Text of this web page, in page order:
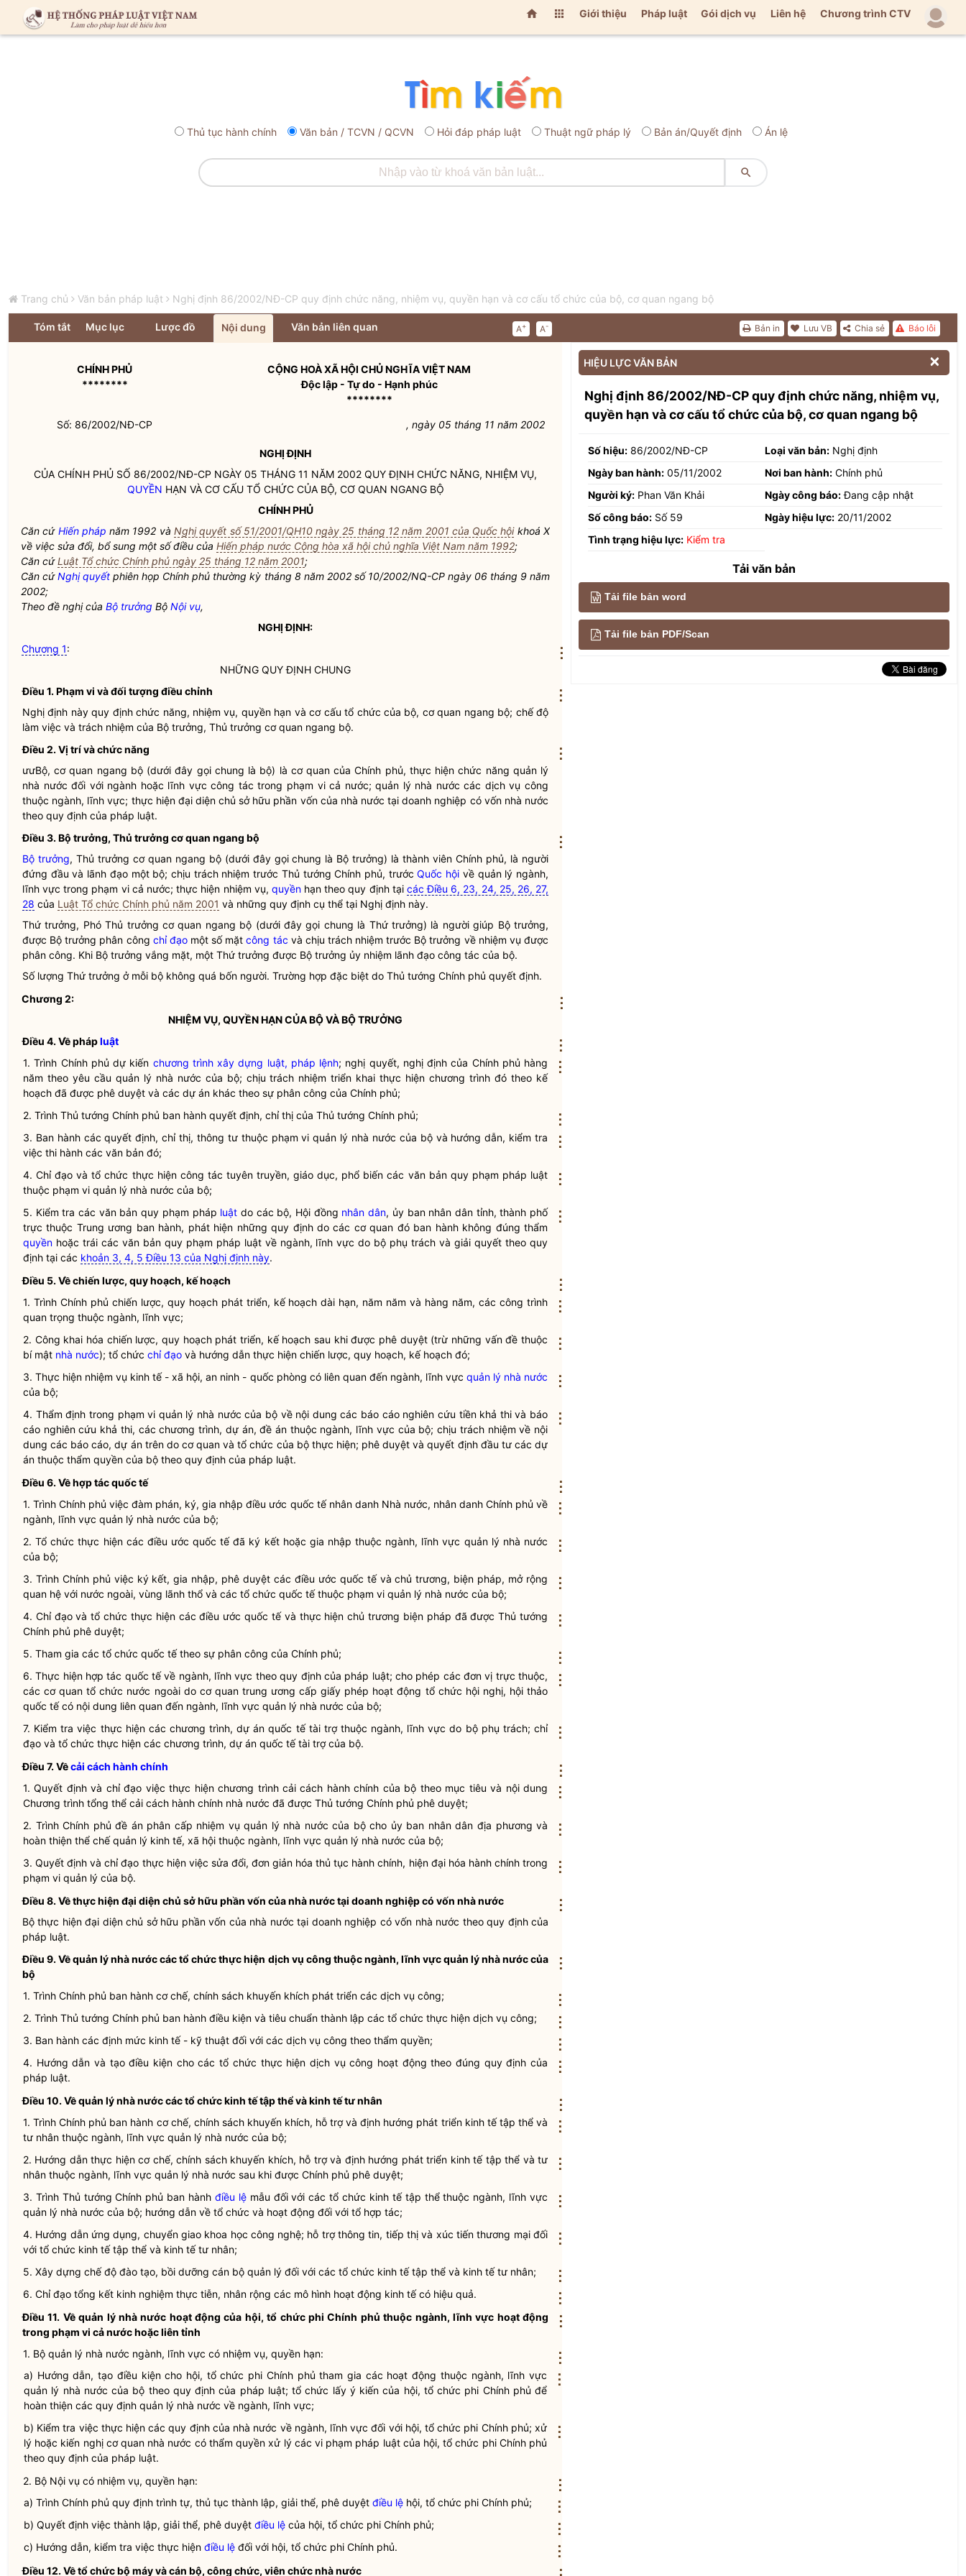
  Giới thiệu Pháp luật Gói dịch vụ Liên hệ Chương trình CTV
Thủ tục hành chính Văn bản / TCVN / QCVN Hỏi đáp pháp luật Thuật ngữ pháp lý Bản án/Quyết định Án lệ

Trang chủ Văn bản pháp luật Nghị định 86/2002/NĐ-CP quy định chức năng, nhiệm vụ, quyền hạn và cơ cấu tổ chức của bộ, cơ quan ngang bộ
Tóm tắt Mục lục Lược đồ Nội dung Văn bản liên quan A+ A- Báo lỗi
Chia sẻ
Lưu VB
Bản in
CHÍNH PHỦ
********
CỘNG HOÀ XÃ HỘI CHỦ NGHĨA VIỆT NAM
Độc lập - Tự do - Hạnh phúc
********
Số: 86/2002/NĐ-CP , ngày 05 tháng 11 năm 2002
NGHỊ ĐỊNH
CỦA CHÍNH PHỦ SỐ 86/2002/NĐ-CP NGÀY 05 THÁNG 11 NĂM 2002 QUY ĐỊNH CHỨC NĂNG, NHIỆM VỤ,
QUYỀN HẠN VÀ CƠ CẤU TỔ CHỨC CỦA BỘ, CƠ QUAN NGANG BỘ
CHÍNH PHỦ
Căn cứ Hiến pháp năm 1992 vàNghị quyết số 51/2001/QH10 ngày 25 tháng 12 năm 2001 của Quốc hộikhoá X
về việc sửa đổi, bổ sung một số điều của Hiến pháp nước Cộng hòa xã hội chủ nghĩa Việt Nam năm 1992;
Căn cứLuật Tổ chức Chính phủ ngày 25 tháng 12 năm 2001;
Căn cứNghị quyết phiên họp Chính phủ thường kỳ tháng 8 năm 2002 số 10/2002/NQ-CP ngày 06 tháng 9 năm
2002;
Theo đề nghị của Bộ trưởng Bộ Nội vụ,
NGHỊ ĐỊNH:
Chương 1:
NHỮNG QUY ĐỊNH CHUNG
Điều 1.Phạm vi và đối tượng điều chỉnh
Nghị định này quy định chức năng, nhiệm vụ, quyềnhạn và cơ cấu tổ chức của bộ, cơ quan ngang bộ; chế độ
làm việc và trách nhiệm của Bộ trưởng, Thủ trưởng cơ quan ngang bộ.
Điều 2.Vị trí và chức năng
ưưBộ, cơ quan ngang bộ (dưới đây gọi chung là bộ) là cơ quan của Chính phủ, thực hiện chức năng quản lý
nhà nước đối với ngành hoặc lĩnh vựccông tác trong phạm vi cả nước;quản lý nhà nước các dịch vụ công
thuộc ngành, lĩnh vực; thực hiện đại diện chủ sở hữu phần vốn của nhà nước tại doanh nghiệp có vốn nhà nước
theo quy định của pháp luật.
Điều 3.Bộ trưởng, Thủ trưởng cơ quan ngang bộ
Bộ trưởng, Thủ trưởng cơ quan ngang bộ (dưới đây gọi chung là Bộ trưởng) là thành viên Chính phủ, là người
đứng đầu và lãnh đạo một bộ; chịu trách nhiệm trước Thủ tướng Chính phủ, trướcQuốc hội về quản lý ngành,
lĩnh vực trong phạm vi cả nước; thực hiện nhiệm vụ, quyềnhạn theo quy định tại các Điều 6, 23, 24, 25, 26, 27,
28 của Luật Tổ chức Chính phủ năm 2001 và những quy định cụ thể tại Nghị định này.
Thứ trưởng, Phó Thủ trưởng cơ quan ngang bộ (dưới đây gọi chung là Thứ trưởng) là người giúp Bộ trưởng,
được Bộ trưởng phân công chỉ đạomột số mặtcông tác và chịu trách nhiệm trước Bộ trưởng về nhiệm vụ được
phân công. Khi Bộ trưởng vắng mặt, một Thứ trưởng được Bộ trưởng ủy nhiệm lãnh đạo công tác của bộ.
Số lượng Thứ trưởng ở mỗi bộ không quá bốn người. Trường hợp đặc biệt do Thủ tướng Chính phủ quyết định.
Chương 2:
NHIỆM VỤ, QUYỀNHẠN CỦA BỘ VÀBỘ TRƯỞNG
Điều 4.Về phápluật
1. Trình Chính phủ dự kiến chương trình xây dựng luật, pháp lệnh; nghị quyết, nghị định của Chính phủ hàng
năm theo yêu cầu quản lý nhà nước của bộ; chịu trách nhiệm triển khai thực hiện chương trình đó theo kế
hoạch đã được phê duyệt và các dự án khác theo sự phân công của Chính phủ;
2. Trình Thủ tướng Chính phủ ban hành quyết định, chỉ thị của Thủ tướng Chính phủ;
3. Ban hành các quyết định, chỉ thị, thông tư thuộc phạm viquản lý nhà nước của bộ và hướng dẫn, kiểm tra
việc thi hành các văn bản đó;
4.Chỉ đạo và tổ chức thực hiện công tác tuyên truyền, giáo dục, phổ biến các văn bản quy phạm pháp luật
thuộc phạm vi quản lý nhà nước của bộ;
5. Kiểm tra các văn bản quy phạm pháp luật do các bộ, Hội đồng nhân dân, ủy ban nhân dântỉnh, thành phố
trực thuộc Trung ương ban hành, phát hiện những quy định do các cơ quan đó ban hành không đúng thẩm
quyền hoặc trái các văn bản quy phạm pháp luậtvề ngành, lĩnh vực do bộ phụ trách và giải quyết theo quy
định tại các khoản 3, 4, 5 Điều 13 của Nghị định này.
Điều 5.Về chiến lược, quy hoạch, kế hoạch
1. Trình Chính phủ chiến lược, quy hoạch phát triển, kế hoạch dài hạn, năm năm và hàng năm, các công trình
quan trọng thuộc ngành, lĩnh vực;
2. Công khai hóa chiến lược, quy hoạch phát triển, kế hoạch sau khi được phê duyệt (trừ những vấn đề thuộc
bí mật nhà nước); tổ chức chỉ đạo và hướng dẫn thực hiện chiến lược, quy hoạch, kế hoạch đó;
3. Thực hiện nhiệm vụ kinh tế - xã hội, an ninh - quốc phòng có liên quan đến ngành, lĩnh vực quản lý nhà nước
của bộ;
4. Thẩm định trong phạm vi quản lý nhà nước của bộ về nội dung các báo cáo nghiên cứu tiền khả thi và báo
cáo nghiên cứu khả thi, các chương trình, dự án, đề án thuộc ngành, lĩnh vực của bộ; chịu trách nhiệm về nội
dung các báo cáo, dự án trên do cơ quan và tổ chức của bộ thực hiện; phê duyệt và quyết định đầu tư các dự
án thuộc thẩm quyền của bộ theo quy định của pháp luật.
Điều 6.Về hợp tác quốc tế
1. Trình Chính phủ việc đàm phán, ký, gia nhập điều ước quốc tế nhân danh Nhà nước, nhân danh Chính phủ về
ngành, lĩnh vực quản lý nhà nước của bộ;
2. Tổ chức thực hiện các điều ước quốc tế đã ký kết hoặc gia nhập thuộc ngành, lĩnh vực quản lý nhà nước
của bộ;
3. Trình Chính phủ việc ký kết, gia nhập, phê duyệt các điều ước quốc tế và chủ trương, biện pháp, mở rộng
quan hệ với nước ngoài, vùng lãnh thổ và các tổ chức quốc tế thuộc phạm vi quản lý nhà nước của bộ;
4. Chỉ đạovà tổ chức thực hiện các điều ước quốc tế và thực hiện chủ trương biện pháp đã được Thủ tướng
Chính phủ phê duyệt;
5. Tham gia các tổ chức quốc tế theo sự phân công của Chính phủ;
6. Thực hiện hợp tác quốc tế về ngành, lĩnh vực theo quy định của pháp luật; cho phép các đơn vị trực thuộc,
các cơ quan tổ chức nước ngoài do cơ quan trung ương cấp giấy phép hoạt động tổ chức hội nghị, hội thảo
quốc tế có nội dung liên quan đến ngành, lĩnh vực quản lý nhà nước của bộ;
7. Kiểm tra việc thực hiện các chương trình, dự án quốc tế tài trợ thuộc ngành, lĩnh vực do bộ phụ trách; chỉ
đạo và tổ chức thực hiện các chương trình, dự án quốc tế tài trợ của bộ.
Điều 7.Vềcải cách hành chính
1. Quyết định và chỉ đạo việc thực hiện chương trìnhcải cách hành chính của bộ theo mục tiêu và nội dung
Chương trình tổng thể cải cách hành chính nhà nước đã được Thủ tướng Chính phủ phê duyệt;
2. Trình Chính phủ đề án phân cấp nhiệm vụquản lý nhà nước của bộ cho ủy ban nhân dân địa phương và
hoàn thiện thể chế quản lý kinh tế, xã hội thuộc ngành, lĩnh vực quản lý nhà nước của bộ;
3. Quyết định vàchỉ đạo thực hiện việc sửa đổi, đơn giản hóa thủ tục hành chính, hiện đại hóa hành chính trong
phạm vi quản lý của bộ.
Điều 8.Về thực hiện đại diện chủ sở hữu phần vốn củanhà nướctại doanh nghiệp có vốn nhà nước
Bộ thực hiện đại diện chủ sở hữu phần vốn của nhà nước tại doanh nghiệp có vốn nhà nước theo quy định của
pháp luật.
Điều 9.Vềquản lý nhà nướccác tổ chức thực hiện dịch vụ công thuộc ngành, lĩnh vựcquản lý nhà nướccủa
bộ
1. Trình Chính phủ ban hành cơ chế, chính sách khuyến khích phát triển các dịch vụ công;
2. Trình Thủ tướng Chính phủ ban hành điều kiện và tiêu chuẩn thành lập các tổ chức thực hiện dịch vụ công;
3. Ban hành các định mức kinh tế - kỹ thuật đối với các dịch vụ công theo thẩm quyền;
4. Hướng dẫn và tạo điều kiện cho các tổ chức thực hiện dịch vụ công hoạt động theo đúng quy định của
pháp luật.
Điều 10.Vềquản lý nhà nướccác tổ chức kinh tế tập thể và kinh tế tư nhân
1. Trình Chính phủ ban hành cơ chế, chính sách khuyến khích, hỗ trợ và định hướng phát triển kinh tế tập thể và
tư nhân thuộc ngành, lĩnh vực quản lý nhà nước của bộ;
2. Hướng dẫn thực hiện cơ chế, chính sách khuyến khích, hỗ trợ và định hướng phát triển kinh tế tập thể và tư
nhân thuộc ngành, lĩnh vực quản lý nhà nước sau khi được Chính phủ phê duyệt;
3. Trình Thủ tướng Chính phủ ban hành điều lệmẫu đối với các tổ chức kinh tế tập thể thuộc ngành, lĩnh vực
quản lý nhà nước của bộ; hướng dẫn về tổ chức và hoạt động đối với tổ hợp tác;
4. Hướng dẫn ứng dụng, chuyển giao khoa học công nghệ; hỗ trợ thông tin, tiếp thị và xúc tiến thương mại đối
với tổ chức kinh tế tập thể và kinh tế tư nhân;
5. Xây dựng chế độ đào tạo, bồi dưỡng cán bộ quản lý đối với các tổ chức kinh tế tập thể và kinh tế tư nhân;
6. Chỉ đạo tổng kết kinh nghiệm thực tiễn, nhân rộng các mô hình hoạt động kinh tế có hiệu quả.
Điều 11. Vềquản lý nhà nước hoạt động của hội, tổ chức phi Chính phủ thuộc ngành, lĩnh vực hoạt động
trong phạm vi cả nước hoặc liên tỉnh
1. Bộ quản lý nhà nước ngành, lĩnh vực có nhiệm vụ, quyền hạn:
a) Hướng dẫn, tạo điều kiện cho hội, tổ chức phi Chính phủ tham gia các hoạt động thuộc ngành, lĩnh vực
quản lý nhà nước của bộ theo quy định của pháp luật; tổ chức lấy ý kiến của hội, tổ chức phi Chính phủ để
hoàn thiện các quy định quản lý nhà nước về ngành, lĩnh vực;
b) Kiểm tra việc thực hiện các quy định của nhà nước về ngành, lĩnh vực đối với hội, tổ chức phi Chính phủ; xử
lý hoặc kiến nghị cơ quan nhà nước có thẩmquyền xử lý các vi phạm pháp luậtcủa hội, tổ chức phi Chính phủ
theo quy định của pháp luật.
2. Bộ Nội vụ có nhiệm vụ, quyền hạn:
a) Trình Chính phủ quy định trình tự, thủ tục thành lập, giải thể, phê duyệt điều lệ hội, tổ chức phi Chính phủ;
b) Quyết định việc thành lập, giải thể, phê duyệt điều lệ của hội, tổ chức phi Chính phủ;
c) Hướng dẫn, kiểm tra việc thực hiện điều lệ đối với hội, tổ chức phi Chính phủ.
Điều 12.Về tổ chức bộ máy và cán bộ, công chức, viên chứcnhà nước
HIỆU LỰC VĂN BẢN 
Nghị định 86/2002/NĐ-CP quy định chức năng, nhiệm vụ,
quyền hạn và cơ cấu tổ chức của bộ, cơ quan ngang bộ
Số hiệu: 86/2002/NĐ-CP Loại văn bản: Nghị định
Ngày ban hành: 05/11/2002 Nơi ban hành: Chính phủ
Người ký: Phan Văn Khải Ngày công báo:Đang cập nhật
Số công báo: Số 59 Ngày hiệu lực: 20/11/2002
Tình trạng hiệu lực: Kiểm tra
Tải văn bản
Tải file bản word
Tải file bản PDF/Scan
⋮
⋮
⋮
⋮
⋮
⋮
⋮
⋮
⋮
⋮
⋮
⋮
⋮
⋮
⋮
⋮
⋮
⋮
⋮
⋮
⋮
⋮
⋮
⋮
⋮
⋮
⋮
⋮
⋮
⋮
⋮
⋮
⋮
⋮
⋮
⋮
⋮
⋮
⋮
⋮
⋮
⋮
⋮
⋮
⋮
⋮
⋮
⋮
⋮